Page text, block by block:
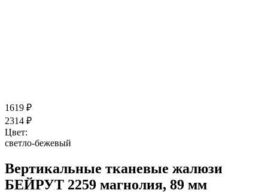
1619 ₽
2314 ₽
Цвет:
светло-бежевый
Вертикальные тканевые жалюзи
БЕЙРУТ 2259 магнолия, 89 мм